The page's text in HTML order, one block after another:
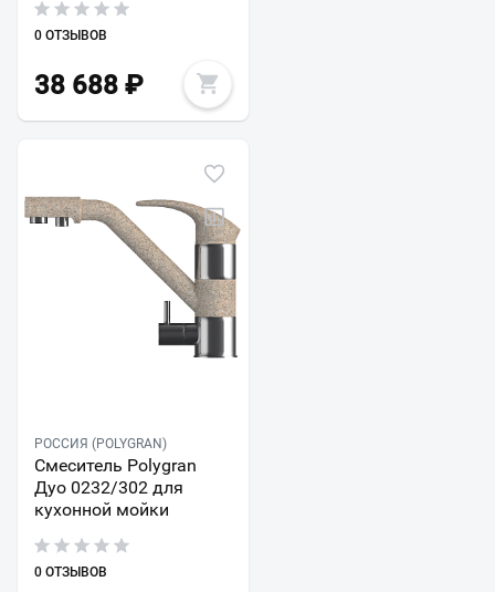
0 ОТЗЫВОВ
38 688 ₽
РОССИЯ (POLYGRAN)
Смеситель Polygran
Дуо 0232/302 для
кухонной мойки
0 ОТЗЫВОВ